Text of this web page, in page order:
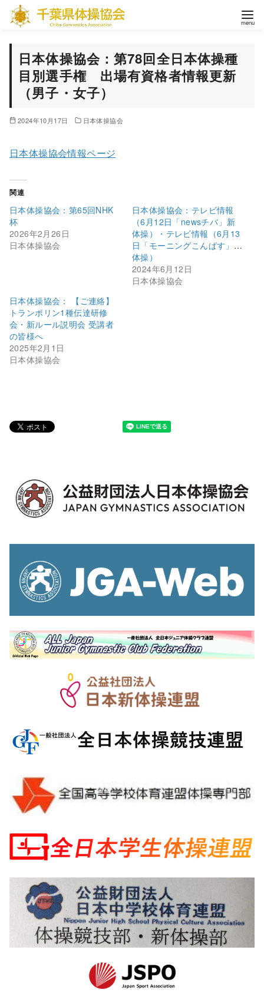
日本体操協会：第78回全日本体操種
目別選手権 出場有資格者情報更新
（男子・女子）
2024年10月17日 日本体操協会
日本体操協会情報ページ
関連
日本体操協会：第65回NHK
杯
2026年2月26日
日本体操協会
日本体操協会：テレビ情報
（6月12日「newsチバ」新
体操）・テレビ情報（6月13
日「モーニングこんぱす」新
体操）
2024年6月12日
日本体操協会
日本体操協会： 【ご連絡】
トランポリン1種伝達研修
会・新ルール説明会 受講者
の皆様へ
2025年2月1日
日本体操協会